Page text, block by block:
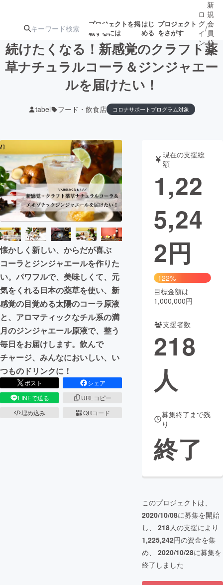
プロジェクトを掲
載するには
はじ
める
プロジェクト
をさがす
注目のリ
注目の新着プロ
ジェクト
募集終了が近いプ
テクノロジー・ガジェット ゲーム・サ
映像・映画 書籍・雑誌
ビジネス・起業 チャレンジ
まちづくり・地域活性化
CAMPFIRE for Social Good
CAMPFIRE Creation
CAMPFIREふるさと納税machi-ya コミュニティ
ロ
グ
イ
ン
/
新
規
会
員
登
録
続けたくなる！新感覚のクラフト薬
草ナチュラルコーラ＆ジンジャエー
ルを届けたい！
tabel フード・飲食店 コロナサポートプログラム対象
懐かしく新しい、からだが喜ぶ
コーラとジンジャエールを作りた
い。パワフルで、美味しくて、元
気をくれる日本の薬草を使い、新
感覚の目覚める太陽のコーラ原液
と、アロマティックなチル系の満
月のジンジャエール原液で、整う
毎日をお届けします。飲んで
チャージ、みんなにおいしい、い
つものドリンクに！
ポスト
シェア
LINEで送る
URLコピー
埋め込み
QRコード
現在の支援総
額
1,22
5,24
2円
122%
目標金額は
1,000,000円
支援者数
218
人
募集終了まで残
り
終了
このプロジェクトは、
2020/10/08に募集を開始
し、 218人の支援により
1,225,242円の資金を集
め、 2020/10/28に募集を
終了しました